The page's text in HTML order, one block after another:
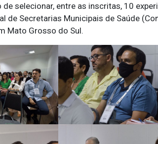
selecionar, entre as inscritas, 10
de Secretarias Municipais de Saúde
Mato Grosso do Sul.